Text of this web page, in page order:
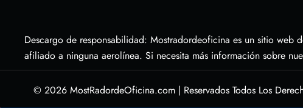
Descargo de responsabilidad: Mostradordeoficina es un sitio
afiliado a ninguna aerolínea. Si necesita más información sobre
© 2026 MostRadordeOficina.com | Reservados Todos Los